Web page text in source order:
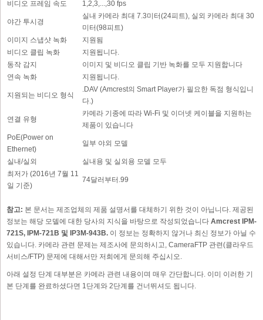
비디오 프레임 속도
1,2,3,...,30 fps
야간 투시경
실내 카메라 최대 7.3미터(24피트), 실외 카메라 최대 30
미터(98피트)
이미지 스냅샷 녹화
지원됨
비디오 클립 녹화
지원됩니다.
동작 감지
이미지 및 비디오 클립 기반 녹화를 모두 지원합니다
연속 녹화
지원됩니다.
지원되는 비디오 형식
.DAV (Amcrest의 Smart Player가 필요한 독점 형식입니
다.)
연결 유형
카메라 기종에 따라 Wi-Fi 및 이더넷 케이블을 지원하는
제품이 있습니다
PoE(Power on
Ethernet)
일부 야외 모델
실내/실외
실내용 및 실외용 모델 모두
최저가 (2016년 7월 11
일 기준)
74달러부터.99
참고: 본 문서는 제조업체의 제품 설명서를 대체하기 위한 것이 아닙니다. 제공된
정보는 해당 모델에 대한 당사의 지식을 바탕으로 작성되었습니다 Amcrest IPM-
721S, IPM-721B 및 IP3M-943B. 이 정보는 정확하지 않거나 최신 정보가 아닐 수
있습니다. 카메라 관련 문제는 제조사에 문의하시고, CameraFTP 관련(클라우드
서비스/FTP) 문제에 대해서만 저희에게 문의해 주십시오.
아래 설정 단계 대부분은 카메라 관련 내용이며 매우 간단합니다. 이미 이러한 기
본 단계를 완료하셨다면 1단계와 2단계를 건너뛰셔도 됩니다.